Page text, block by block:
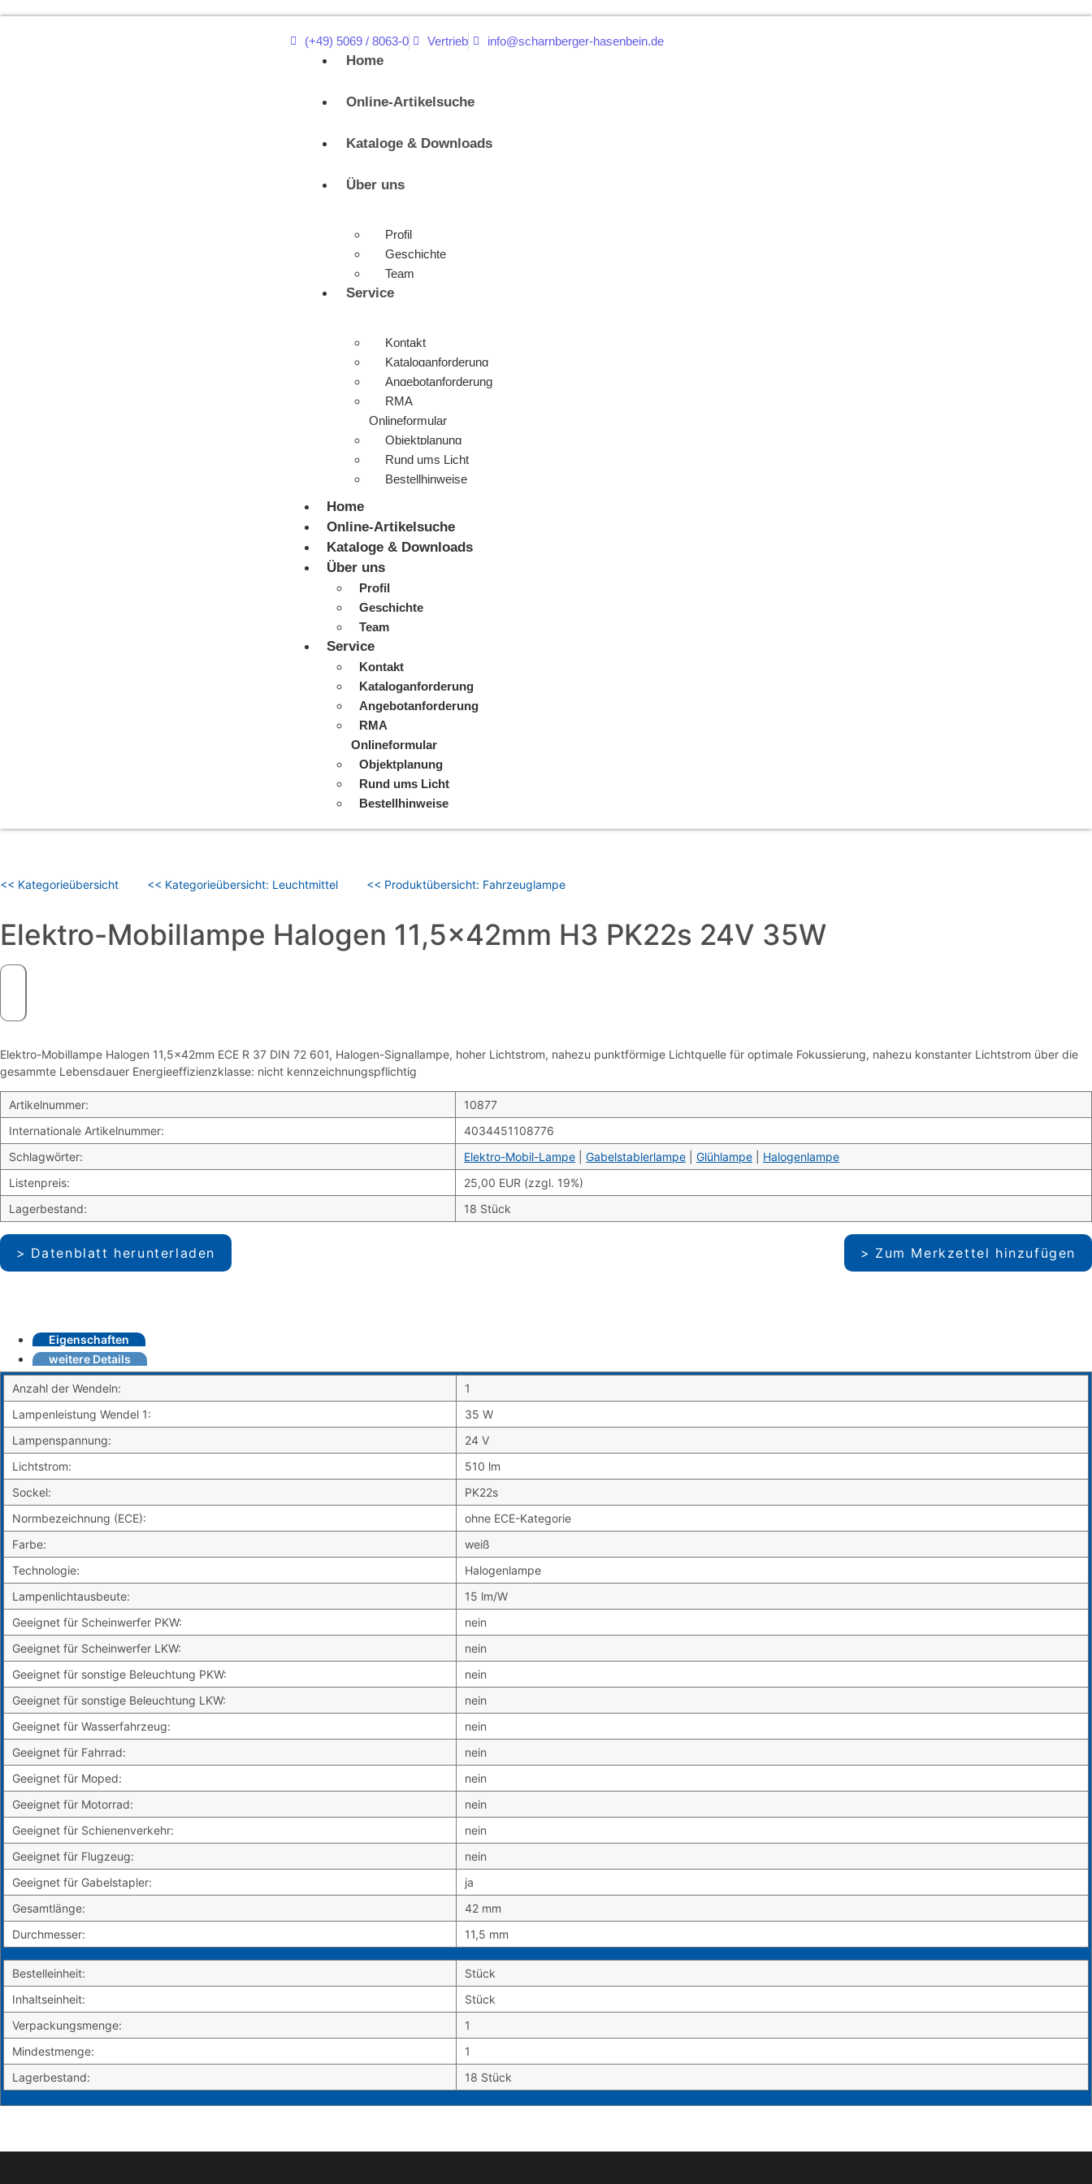
(+49) 5069 / 8063-0 Vertrieb info@scharnberger-hasenbein.de
Home
Online-Artikelsuche
Kataloge & Downloads
Über uns
Profil
Geschichte
Team
Service
Kontakt
Kataloganforderung
Angebotanforderung
RMA
Onlineformular
Objektplanung
Rund ums Licht
Bestellhinweise
Home
Online-Artikelsuche
Kataloge & Downloads
Über uns
Profil
Geschichte
Team
Service
Kontakt
Kataloganforderung
Angebotanforderung
RMA
Onlineformular
Objektplanung
Rund ums Licht
Bestellhinweise
<< Kategorieübersicht << Kategorieübersicht: Leuchtmittel << Produktübersicht: Fahrzeuglampe
Elektro-Mobillampe Halogen 11,5x42mm H3 PK22s 24V 35W
Elektro-Mobillampe Halogen 11,5x42mm ECE R 37 DIN 72 601, Halogen-Signallampe, hoher Lichtstrom, nahezu punktförmige Lichtquelle für optimale Fokussierung, nahezu konstanter Lichtstrom über die
gesammte Lebensdauer Energieeffizienzklasse: nicht kennzeichnungspflichtig
Artikelnummer:
10877
Internationale Artikelnummer:
4034451108776
Schlagwörter:
Elektro-Mobil-Lampe Gabelstablerlampe Glühlampe
Halogenlampe
Listenpreis:
25,00 EUR (zzgl. 19%)
Lagerbestand:
18 Stück
Datenblatt herunterladen Zum Merkzettel hinzufügen
Eigenschaften
weitere Details
Anzahl der Wendeln:
1
Lampenleistung Wendel 1:
35 W
Lampenspannung:
24 V
Lichtstrom:
510 lm
Sockel:
PK22s
Normbezeichnung (ECE):
ohne ECE-Kategorie
Farbe:
weiß
Technologie:
Halogenlampe
Lampenlichtausbeute:
15 lm/W
Geeignet für Scheinwerfer PKW:
nein
Geeignet für Scheinwerfer LKW:
nein
Geeignet für sonstige Beleuchtung PKW:
nein
Geeignet für sonstige Beleuchtung LKW:
nein
Geeignet für Wasserfahrzeug:
nein
Geeignet für Fahrrad:
nein
Geeignet für Moped:
nein
Geeignet für Motorrad:
nein
Geeignet für Schienenverkehr:
nein
Geeignet für Flugzeug:
nein
Geeignet für Gabelstapler:
ja
Gesamtlänge:
42 mm
Durchmesser:
11,5 mm
Bestelleinheit:
Stück
Inhaltseinheit:
Stück
Verpackungsmenge:
1
Mindestmenge:
1
Lagerbestand:
18 Stück